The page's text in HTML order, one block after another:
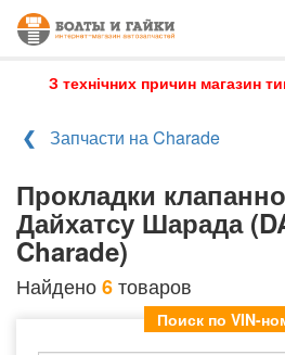
З технічних причин магазин
Запчасти на Charade
Прокладки
Дайхатсу Шарада
Charade)
Найдено6товаров
Поиск по VIN-